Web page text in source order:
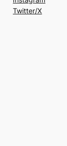
Twitter/X